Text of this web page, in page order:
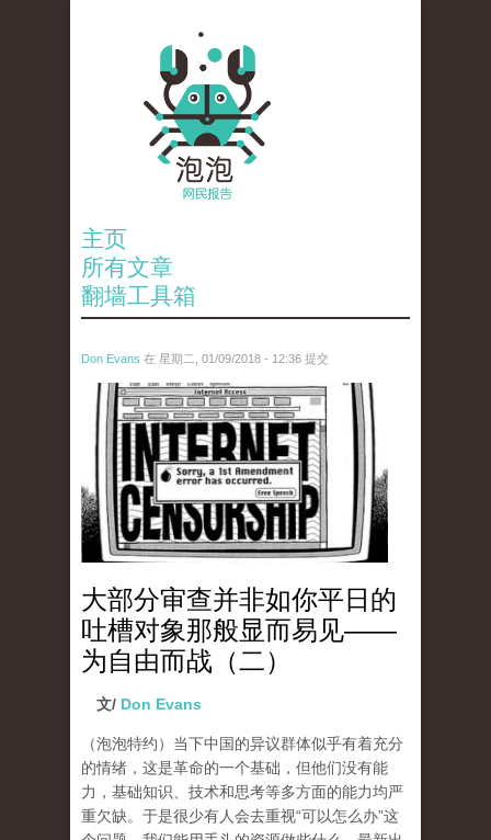
主页
所有文章
翻墙工具箱
Don Evans 在 星期二, 01/09/2018 - 12:36 提交
wechatimg866.jpeg
大部分审查并非如你平日的
吐槽对象那般显而易见——
为自由而战（二）
文/ Don Evans
（泡泡特约） 当下中国的异议群体似乎有着充分
的情绪，这是革命的一个基础，但他们没有能
力，基础知识、技术和思考等多方面的能力均严
重欠缺。于是很少有人会去重视“可以怎么办”这